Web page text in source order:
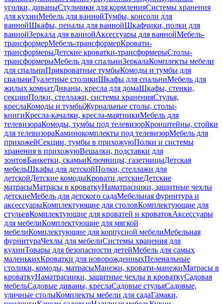
уголки, диваныСтульчики для кормленияСистемы хранения
для кухниМебель для ваннойТумбы, консоли для
ваннойШкафы, пеналы для ваннойШкафчики, полки для
ваннойЗеркала для ваннойАксессуары для ваннойМебель-
трансформерМебель-трансформерКровати-
трансформерыДетские кроватки-трансформерыСтолы-
трансформерыМебель для спальниЗеркалаКомплекты мебели
для спальниПрикроватные тумбыКомоды и тумбы для
спальниТуалетные столикиШкафы для спальниМебель для
жилых комнатДиваны, кресла для домаШкафы, стенки,
секцииПолки, стеллажи, системы храненияСтулья,
креслаКомоды и тумбыЖурнальные столы, столы-
книгиКресла-качалки, кресла-маятникиМебель для
телевизораКомоды, тумбы под телевизорКронштейны, стойки
для телевизораКаминокомплекты под телевизорМебель для
прихожейСекции, тумбы в прихожуюПолки и системы
хранения в прихожуюВешалки, подставки для
зонтовБанкетки, скамьиКлючницы, газетницыДетская
мебельШкафы для детскойПолки, стеллажи для
детскойДетские комодыКровати детскиеДетские
матрасыМатрасы в кроваткуНаматрасники, защитные чехлы
детскиеМебель для детского садаМебельная фурнитура и
аксессуарыКомплектующие для столовКомплектующие для
стульевКомплектующие для кроватей и кроватокАксессуары
для мебелиКомплектующие для мягкой
мебелиКомплектующие для корпусной мебелиМебельная
фурнитураЧехлы для мебелиСистемы хранения для
кухниТовары для безопасности детейМебель для самых
маленькихКроватки для новорожденныхПеленальные
столики, комоды, матрасыМанежи, кровати-манежиМатрасы в
кроваткуНаматрасники, защитные чехлы в кроваткуСадовая
мебельСадовые диваны, креслаСадовые стульяСадовые,
уличные столыКомплекты мебели для садаГамаки,